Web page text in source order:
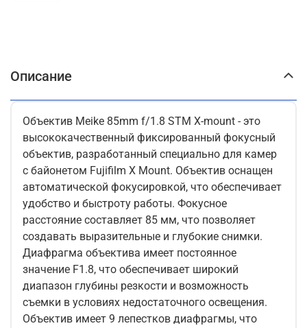
Описание
Объектив Meike 85mm f/1.8 STM X-mount - это
высококачественный фиксированный фокусный
объектив, разработанный специально для камер
с байонетом Fujifilm X Mount. Объектив оснащен
автоматической фокусировкой, что обеспечивает
удобство и быстроту работы. Фокусное
расстояние составляет 85 мм, что позволяет
создавать выразительные и глубокие снимки.
Диафрагма объектива имеет постоянное
значение F1.8, что обеспечивает широкий
диапазон глубины резкости и возможность
съемки в условиях недостаточного освещения.
Объектив имеет 9 лепестков диафрагмы, что